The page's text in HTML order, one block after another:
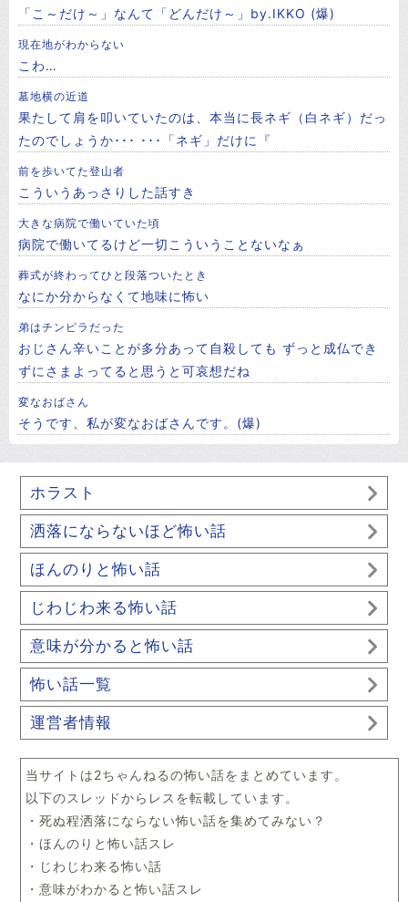
「こ～だけ～」なんて「どんだけ～」by.IKKO (爆)
現在地がわからない
こわ…
墓地横の近道
果たして肩を叩いていたのは、本当に長ネギ（白ネギ）だっ
たのでしょうか･･･ ･･･「ネギ」だけに『
前を歩いてた登山者
こういうあっさりした話すき
大きな病院で働いていた頃
病院で働いてるけど一切こういうことないなぁ
葬式が終わってひと段落ついたとき
なにか分からなくて地味に怖い
弟はチンピラだった
おじさん辛いことが多分あって自殺しても ずっと成仏でき
ずにさまよってると思うと可哀想だね
変なおばさん
そうです、私が変なおばさんです。(爆)
ホラスト
洒落にならないほど怖い話
ほんのりと怖い話
じわじわ来る怖い話
意味が分かると怖い話
怖い話一覧
運営者情報
当サイトは2ちゃんねるの怖い話をまとめています。
以下のスレッドからレスを転載しています。
・死ぬ程洒落にならない怖い話を集めてみない？
・ほんのりと怖い話スレ
・じわじわ来る怖い話
・意味がわかると怖い話スレ